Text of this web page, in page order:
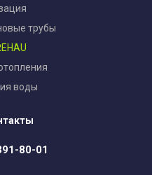
трубы
воды
80-01